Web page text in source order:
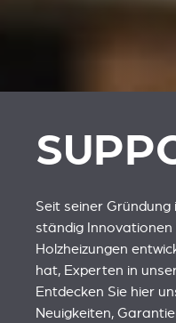
Seit seiner
ständig Innovationen
Holzheizungen
hat, Experten in
Entdecken Sie hier
Neuigkeiten,